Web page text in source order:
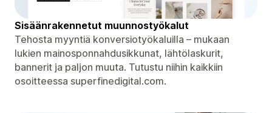
Sisäänrakennetut muunnostyökalut
Tehosta myyntiä konversiotyökaluilla – mukaan
lukien mainosponnahdusikkunat, lähtölaskurit,
bannerit ja paljon muuta. Tutustu niihin kaikkiin
osoitteessa superfinedigital.com.